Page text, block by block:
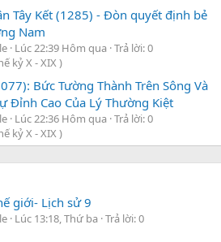
Tây Kết (1285) - Đòn quyết định bẻ
Nam
Lúc 22:39 Hôm qua Trả lời: 0
kỷ X - XIX )
Bức Tường Thành Trên Sông Và
Đỉnh Cao Của Lý Thường Kiệt
Lúc 22:36 Hôm qua Trả lời: 0
kỷ X - XIX )
giới- Lịch sử 9
Lúc 13:18, Thứ ba Trả lời: 0